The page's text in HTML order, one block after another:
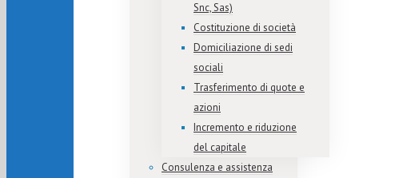
Snc, Sas)
Costituzione di società
Domiciliazione di sedi
sociali
Trasferimento di quote e
azioni
Incremento e riduzione
del capitale
Consulenza e assistenza